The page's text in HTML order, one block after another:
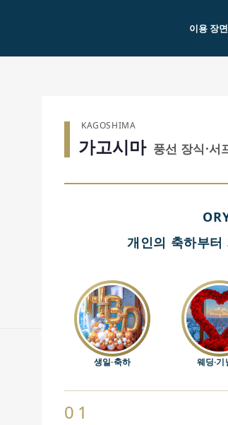
이용 장면
KAGOSHIMA
가고시마 풍선 장식·서
개인의 축하부
생일·축하 웨딩·기
01